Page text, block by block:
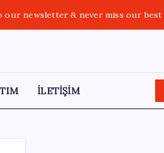
our newsletter & never miss our
İLETİŞİM